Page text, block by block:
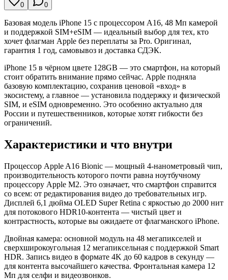
0 0
Базовая модель iPhone 15 с процессором A16, 48 Мп камерой
и поддержкой SIM+eSIM — идеальный выбор для тех, кто
хочет флагман Apple без переплаты за Pro. Оригинал,
гарантия 1 год, самовывоз и доставка СДЭК.
iPhone 15 в чёрном цвете 128GB — это смартфон, на который
стоит обратить внимание прямо сейчас. Apple подняла
базовую комплектацию, сохранив ценовой «вход» в
экосистему, а главное — установила поддержку и физической
SIM, и eSIM одновременно. Это особенно актуально для
России и путешественников, которые хотят гибкости без
ограничений.
Характеристики и что внутри
Процессор Apple A16 Bionic — мощный 4-нанометровый чип,
производительность которого почти равна ноутбучному
процессору Apple M2. Это означает, что смартфон справится
со всем: от редактирования видео до требовательных игр.
Дисплей 6,1 дюйма OLED Super Retina с яркостью до 2000 нит
для потокового HDR10-контента — чистый цвет и
контрастность, которые вы ожидаете от флагманского iPhone.
Двойная камера: основной модуль на 48 мегапикселей и
сверхширокоугольная 12 мегапиксельная с поддержкой Smart
HDR. Запись видео в формате 4K до 60 кадров в секунду —
для контента высочайшего качества. Фронтальная камера 12
Мп для селфи и видеозвонков.